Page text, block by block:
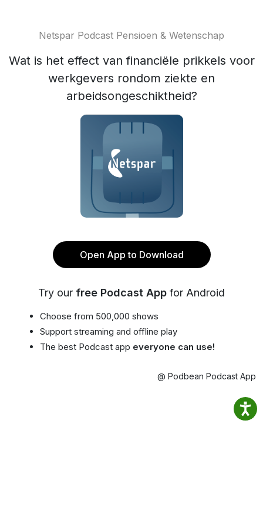
Netspar Podcast Pensioen & Wetenschap
Wat is het effect van financiële prikkels voor
werkgevers rondom ziekte en
arbeidsongeschiktheid?
Open App to Download
Try our free Podcast App for Android
Choose from 500,000 shows
Support streaming and offline play
The best Podcast app everyone can use!
@ Podbean Podcast App